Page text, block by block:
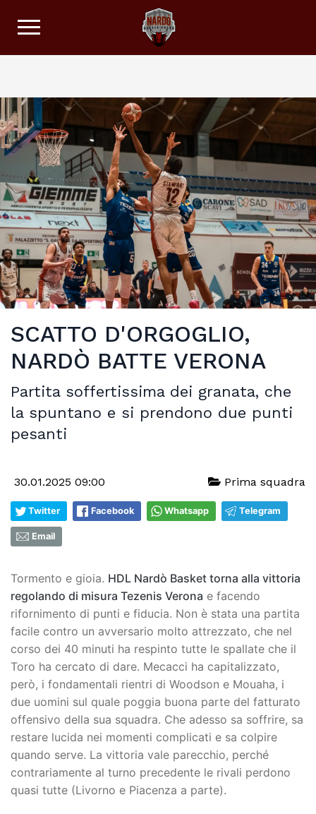
SCATTO D'ORGOGLIO,
NARDÒ BATTE VERONA
Partita soffertissima dei granata, che
la spuntano e si prendono due punti
pesanti
30.01.2025 09:00 Prima squadra
Twitter Facebook Whatsapp Telegram
Email
Tormento e gioia. HDL Nardò Basket torna alla vittoria
regolando di misura Tezenis Verona e facendo
rifornimento di punti e fiducia. Non è stata una partita
facile contro un avversario molto attrezzato, che nel
corso dei 40 minuti ha respinto tutte le spallate che il
Toro ha cercato di dare. Mecacci ha capitalizzato,
però, i fondamentali rientri di Woodson e Mouaha, i
due uomini sul quale poggia buona parte del fatturato
offensivo della sua squadra. Che adesso sa soffrire, sa
restare lucida nei momenti complicati e sa colpire
quando serve. La vittoria vale parecchio, perché
contrariamente al turno precedente le rivali perdono
quasi tutte (Livorno e Piacenza a parte).